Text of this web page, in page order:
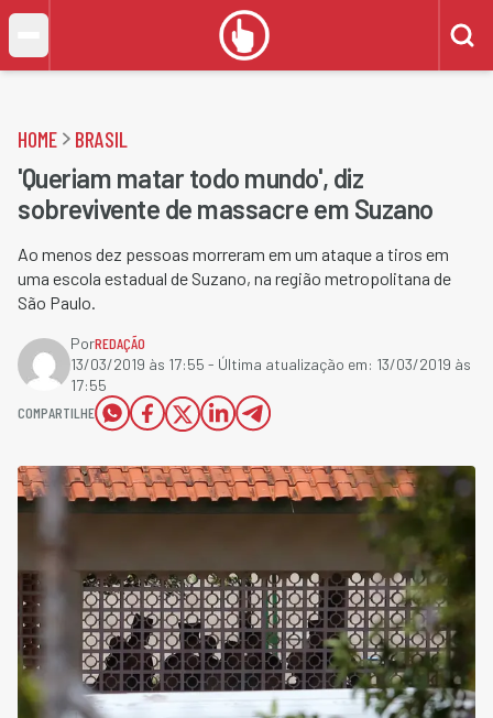
HOME BRASIL
'Queriam matar todo mundo', diz
sobrevivente de massacre em Suzano
Ao menos dez pessoas morreram em um ataque a tiros em
uma escola estadual de Suzano, na região metropolitana de
São Paulo.
PorREDAÇÃO
13/03/2019 às 17:55 - Última atualização em: 13/03/2019 às
17:55
COMPARTILHE